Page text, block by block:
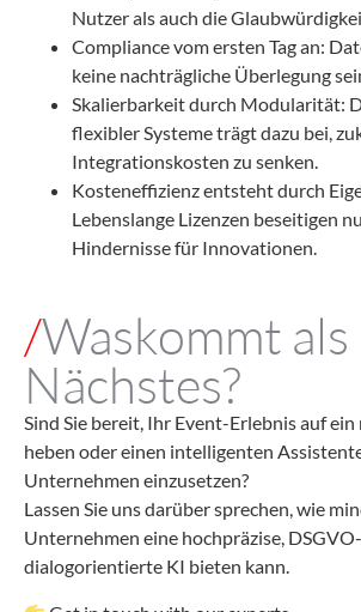
Nutzer als auch die
Compliance vom ersten Tag an:
keine nachträgliche Überlegung
Skalierbarkeit durch Modularität:
flexibler Systeme trägt dazu bei,
Integrationskosten zu senken.
Kosteneffizienz entsteht durch
Lebenslange Lizenzen beseitigen
Hindernisse für Innovationen.
/Waskommt als
Nächstes?
Sind Sie bereit, Ihr Event-Erlebnis auf ein
heben oder einen intelligenten
Unternehmen einzusetzen?
Lassen Sie uns darüber sprechen, wie
Unternehmen eine hochpräzise,
dialogorientierte KI bieten kann.